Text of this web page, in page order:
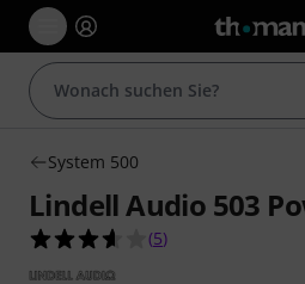
System 500
Lindell Audio 503
3.6 von 5 Sternen
(5)